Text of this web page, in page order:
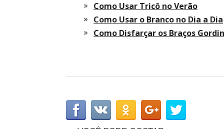
Como Usar Tricô no Verão
Como Usar o Branco no Dia a Dia
Como Disfarçar os Braços